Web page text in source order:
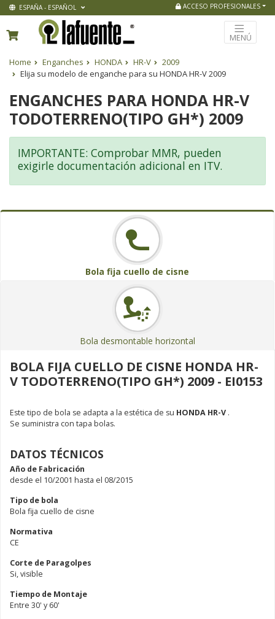
ESPAÑA - ESPAÑOL ACCESO PROFESIONALES
MENÚ
Home Enganches HONDA HR-V
2009
Elija su modelo de enganche para su HONDA HR-V 2009
ENGANCHES PARA HONDA HR-V
TODOTERRENO(TIPO GH*) 2009
IMPORTANTE: Comprobar MMR, pueden
exigirle documentación adicional en ITV.
Bola fija cuello de cisne
Bola desmontable horizontal
BOLA FIJA CUELLO DE CISNE HONDA HR-
V TODOTERRENO(TIPO GH*) 2009 - EI0153
Este tipo de bola se adapta a la estética de su HONDA HR-V .
Se suministra con tapa bolas.
DATOS TÉCNICOS
Año de Fabricación
desde el 10/2001 hasta el 08/2015
Tipo de bola
Bola fija cuello de cisne
Normativa
CE
Corte de Paragolpes
Si, visible
Tiempo de Montaje
Entre 30' y 60'